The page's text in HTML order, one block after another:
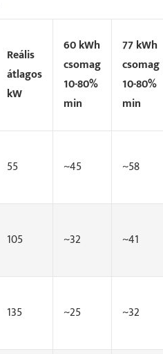
Reális
átlagos
kW
60 kWh
csomag
10-80%
min
77 kWh
csomag
10-80%
min
55 ~45 ~58
105 ~32 ~41
135 ~25 ~32